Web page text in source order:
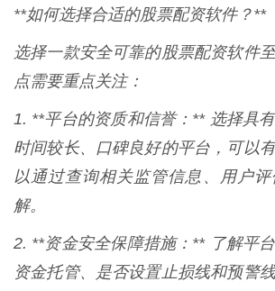
**如何选择合适的股票配资软件？**
选择一款安全可靠的股票配资软件
点需要重点关注：
1. **平台的资质和信誉：** 选择具
时间较长、口碑良好的平台，可以
以通过查询相关监管信息、用户
解。
2. **资金安全保障措施：** 了解平
资金托管、是否设置止损线和预警